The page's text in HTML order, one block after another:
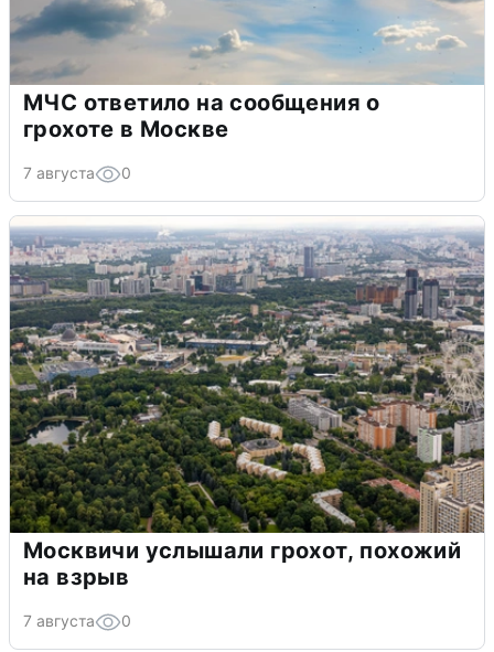
МЧС ответило на сообщения о
грохоте в Москве
7 августа 0
Москвичи услышали грохот, похожий
на взрыв
7 августа 0